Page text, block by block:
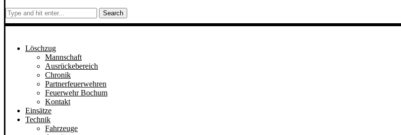
Search
Löschzug
Mannschaft
Ausrückebereich
Chronik
Partnerfeuerwehren
Feuerwehr Bochum
Kontakt
Einsätze
Technik
Fahrzeuge